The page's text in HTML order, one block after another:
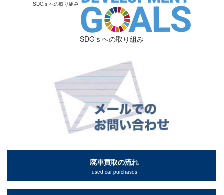
SDGｓへの取り組み
SDGｓへの取り組み
廃車買取の流れ
used car purchases